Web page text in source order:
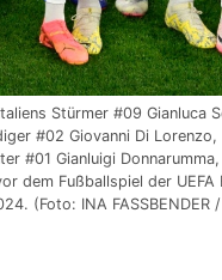
Stürmer #09 Gianluca
#02 Giovanni Di
#01 Gianluigi
dem Fußballspiel der
(Foto: INA FASSBENDER /